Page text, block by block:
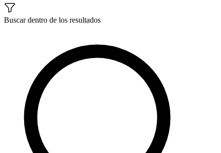
Buscar dentro de los resultados